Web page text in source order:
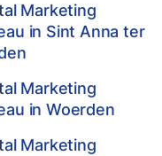
Marketing
in Sint Anna ter
Marketing
in Woerden
Marketing